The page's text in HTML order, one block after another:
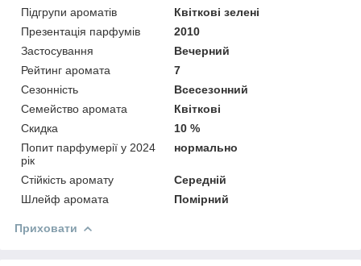
Підгрупи ароматів
Квіткові зелені
Презентація парфумів
2010
Застосування
Вечерний
Рейтинг аромата
7
Сезонність
Всесезонний
Семейство аромата
Квіткові
Скидка
10 %
Попит парфумерії у 2024
рік
нормально
Стійкість аромату
Середній
Шлейф аромата
Помірний
Приховати